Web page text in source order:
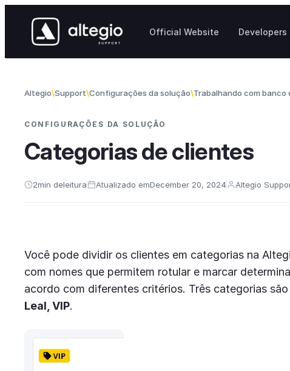
Official Website Developers
Altegio Support Configurações da solução Trabalhando com banco
CONFIGURAÇÕES DA SOLUÇÃO
Categorias de clientes
2min deleitura Atualizado emDecember 20, 2024 Altegio
Você pode dividir os clientes em categorias na
com nomes que permitem rotular e marcar
acordo com diferentes critérios. Três categorias
Leal, VIP.